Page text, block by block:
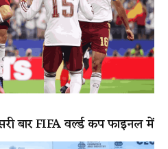
बार FIFA वर्ल्ड कप फाइनल में